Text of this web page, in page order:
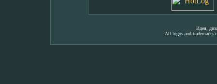
Идея,
All logos and trademarks